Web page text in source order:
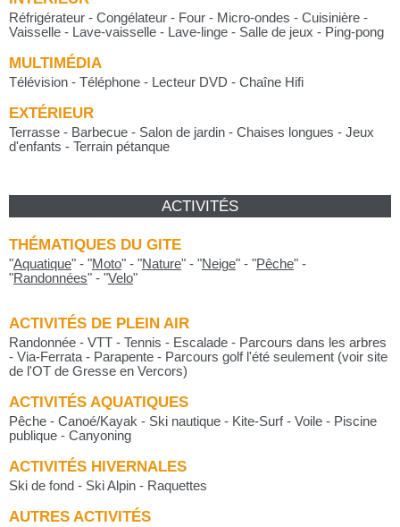
Réfrigérateur - Congélateur - Four - Micro-ondes - Cuisinière -
Vaisselle - Lave-vaisselle - Lave-linge - Salle de jeux - Ping-pong
MULTIMÉDIA
Télévision - Téléphone - Lecteur DVD - Chaîne Hifi
EXTÉRIEUR
Terrasse - Barbecue - Salon de jardin - Chaises longues - Jeux
d'enfants - Terrain pétanque
ACTIVITÉS
THÉMATIQUES DU GITE
"Aquatique" - "Moto" - "Nature" - "Neige" - "Pêche" -
"Randonnées" - "Velo"
ACTIVITÉS DE PLEIN AIR
Randonnée - VTT - Tennis - Escalade - Parcours dans les arbres
- Via-Ferrata - Parapente - Parcours golf l'été seulement (voir site
de l'OT de Gresse en Vercors)
ACTIVITÉS AQUATIQUES
Pêche - Canoé/Kayak - Ski nautique - Kite-Surf - Voile - Piscine
publique - Canyoning
ACTIVITÉS HIVERNALES
Ski de fond - Ski Alpin - Raquettes
AUTRES ACTIVITÉS